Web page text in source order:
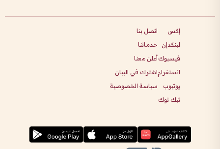
إكس
لينكدإن
فيسبوك
انستغرام
يوتيوب
تيك توك
اتصل بنا
خدماتنا
أعلن معنا
اشترك في البيان
سياسة الخصوصية